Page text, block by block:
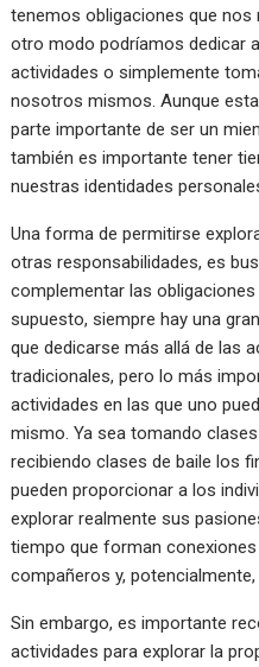
tenemos obligaciones que
otro modo podríamos dedicar
actividades o simplemente
nosotros mismos. Aunque
parte importante de ser un
también es importante tener
nuestras identidades
Una forma de permitirse
otras responsabilidades, es
complementar las
supuesto, siempre hay una
que dedicarse más allá de las
tradicionales, pero lo más
actividades en las que uno
mismo. Ya sea tomando
recibiendo clases de baile los
pueden proporcionar a los
explorar realmente sus
tiempo que forman
compañeros y,
Sin embargo, es importante
actividades para explorar la